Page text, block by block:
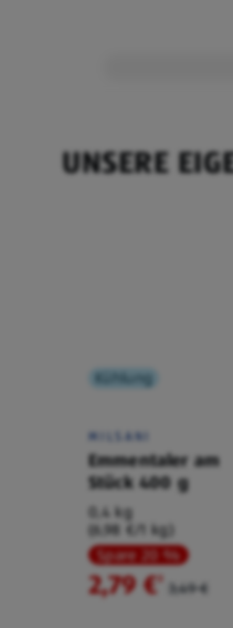
UNSERE
Kühlung
MILSANI
Emmentaler am
Stück 400 g
0,4 kg
(6,98 €/1 kg)
Spare 20 %
2,79 €² 3,49 €